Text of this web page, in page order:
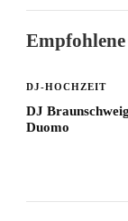
DJ-HOCHZEIT
DJ
Duomo